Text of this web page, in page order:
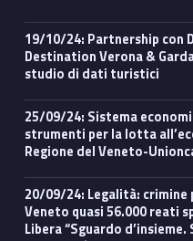
19/10/24: Partnership con DMO Dolomiti Bellunesi e
Destination Verona &
studio di dati turistici
25/09/24: Sistema economico e legalità, regole e
strumenti per la lotta
Regione del Veneto-
20/09/24: Legalità: crimine proliferato in pandemia, in
Veneto quasi 56.000 reati
Libera “Sguardo